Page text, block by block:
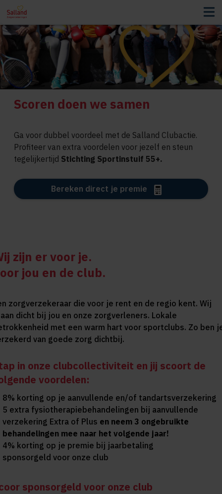
Scoren doen we samen
Ga voor dubbel voordeel met de Salland Clubactie.
Profiteer van extra voordelen voor jezelf en steun
tegelijkertijd Stichting Sportinstuif 55+.
Bereken direct je premie
zijn er voor je.
jou en de club.
zorgverzekeraar die voor je rent en de regio kent. Wij
dicht bij jou en onze zorgverleners. Lokale
met een warm hart voor sportclubs. Zo ben
van goede zorg dichtbij.
in onze clubcollectiviteit en jij scoort de
voordelen:
8% korting op je aanvullende en/of tandartsverzekering
5 extra fysiotherapiebehandelingen bij aanvullende
verzekering Extra of Plus en neem 3 ongebruikte
behandelingen mee naar het volgende jaar!
4% korting op je premie bij jaarbetaling
sponsorgeld voor onze club
sponsorgeld voor onze club